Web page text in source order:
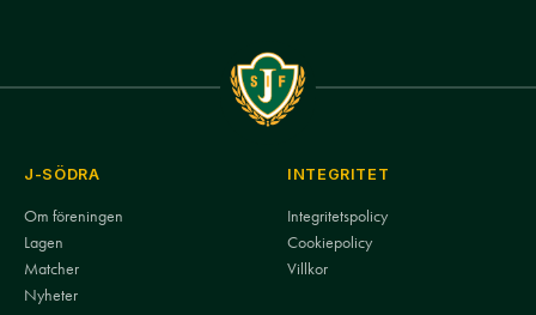
J-SÖDRA
Om föreningen
Lagen
Matcher
Nyheter
INTEGRITET
Integritetspolicy
Cookiepolicy
Villkor